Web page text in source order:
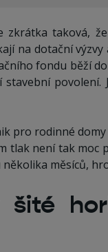
zkrátka taková,
na dotační
fondu běží
pro rodinné
tlak není tak moc
několika měsíců,
šité